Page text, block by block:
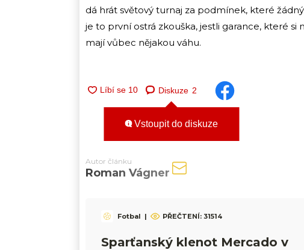
dá hrát světový turnaj za podmínek, které
je to první ostrá zkouška, jestli garance, které
mají vůbec nějakou váhu.
Diskuze 2
Vstoupit do diskuze
Autor článku
Roman Vágner
Fotbal | PŘEČTENÍ: 31514
Sparťanský klenot Mercado v